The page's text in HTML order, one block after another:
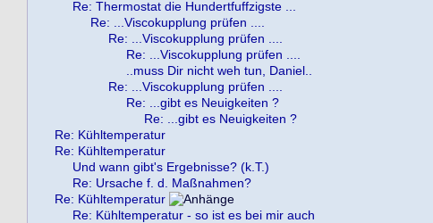
Re: Thermostat die Hundertfuffzigste ...
Re: ...Viscokupplung prüfen ....
Re: ...Viscokupplung prüfen ....
Re: ...Viscokupplung prüfen ....
..muss Dir nicht weh tun, Daniel..
Re: ...Viscokupplung prüfen ....
Re: ...gibt es Neuigkeiten ?
Re: ...gibt es Neuigkeiten ?
Re: Kühltemperatur
Re: Kühltemperatur
Und wann gibt's Ergebnisse? (k.T.)
Re: Ursache f. d. Maßnahmen?
Re: Kühltemperatur
Re: Kühltemperatur - so ist es bei mir auch